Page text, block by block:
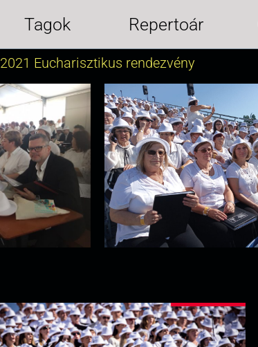
Tagok Repertoár
2021 Eucharisztikus rendezvény